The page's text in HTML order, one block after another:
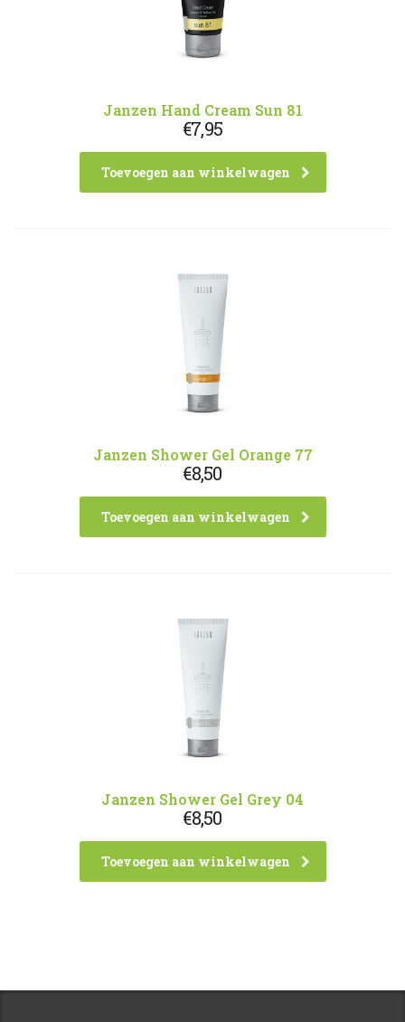
Janzen Hand Cream Sun 81
€7,95
Toevoegen aan winkelwagen
Janzen Shower Gel Orange 77
€8,50
Toevoegen aan winkelwagen
Janzen Shower Gel Grey 04
€8,50
Toevoegen aan winkelwagen